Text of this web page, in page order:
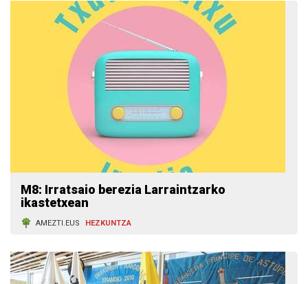
M8: Irratsaio berezia Larraintzarko
ikastetxean
AMEZTI.EUS HEZKUNTZA